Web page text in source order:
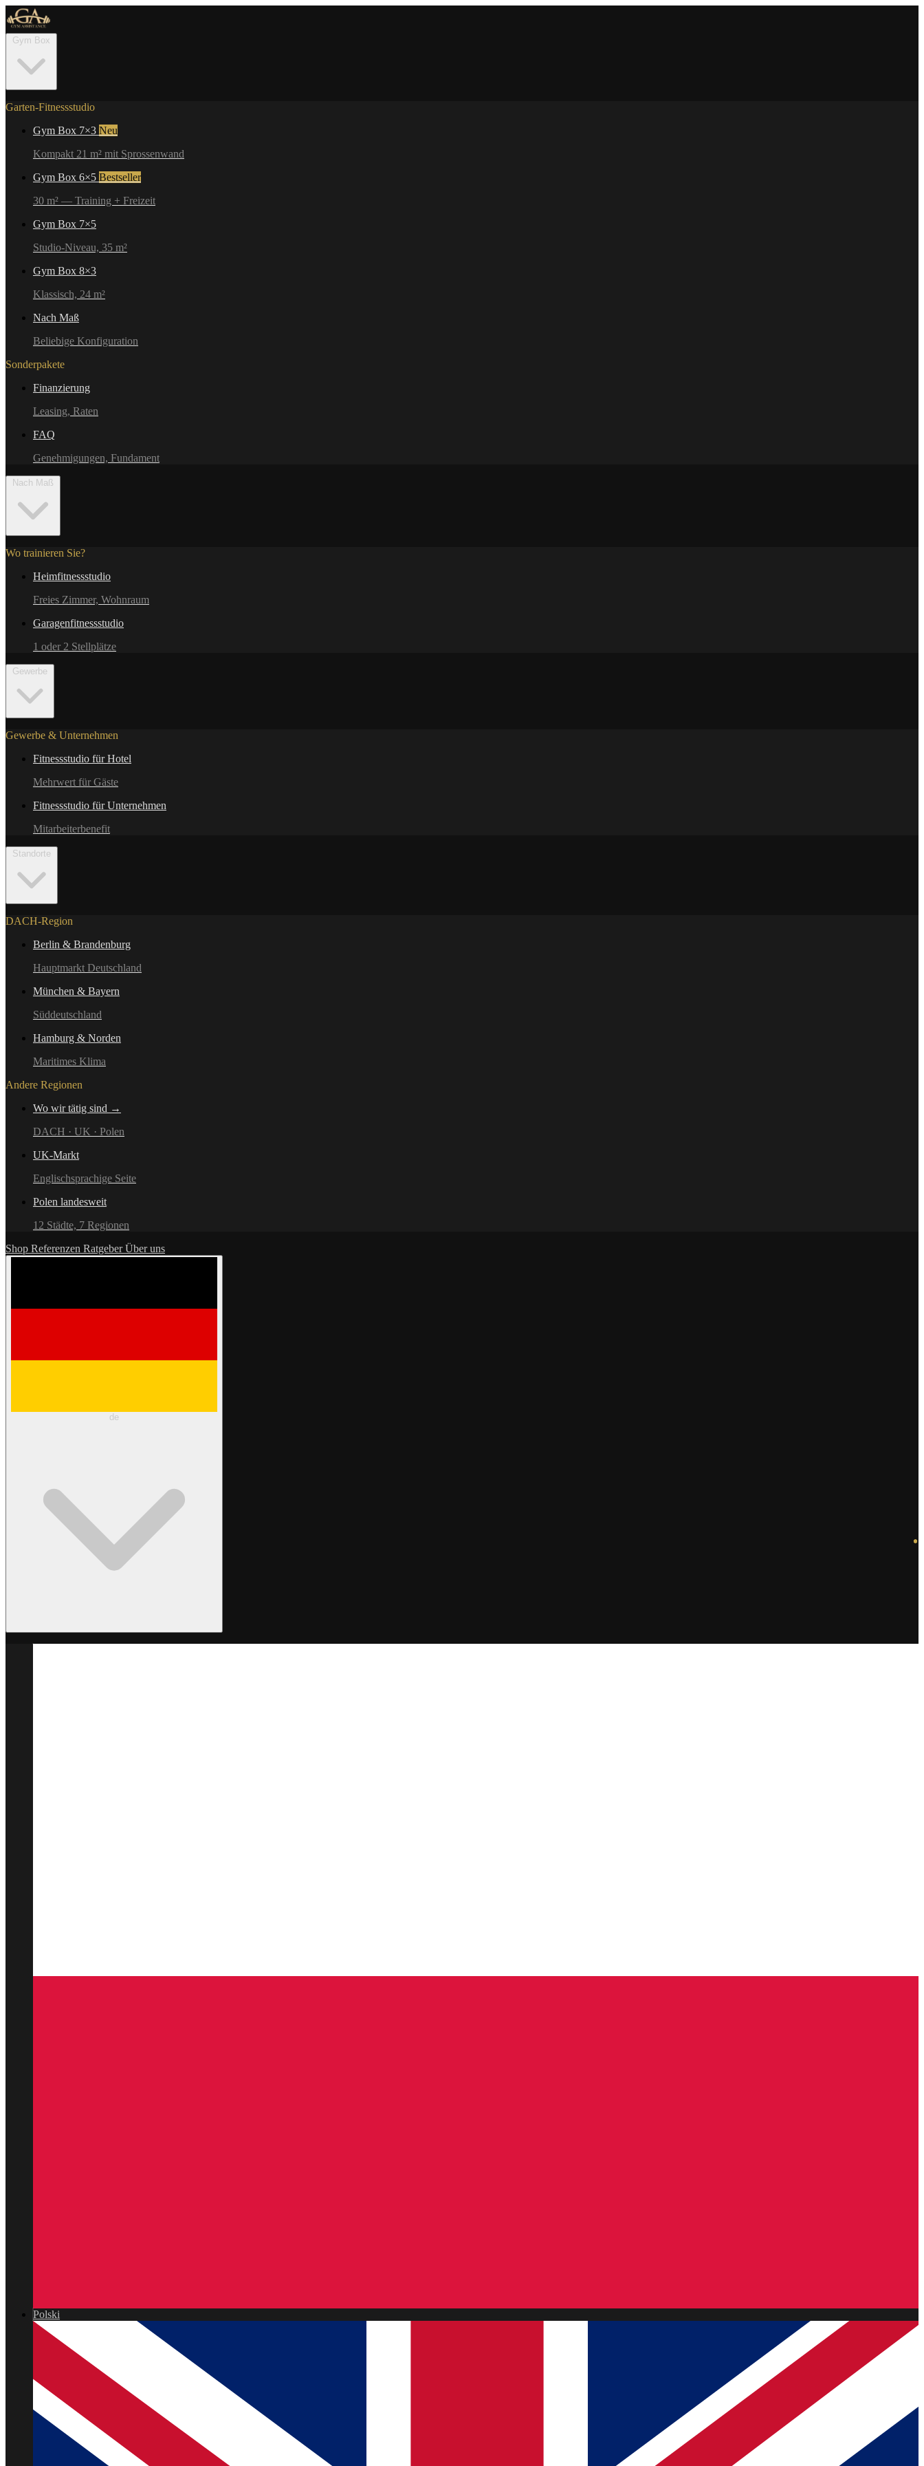
Garten-Fitnessstudio
Gym Box 7×3 Neu
Kompakt 21 m² mit Sprossenwand
Gym Box 6×5 Bestseller
30 m² — Training + Freizeit
Gym Box 7×5
Studio-Niveau, 35 m²
Gym Box 8×3
Klassisch, 24 m²
Nach Maß
Beliebige Konfiguration
Sonderpakete
Finanzierung
Leasing, Raten
FAQ
Genehmigungen, Fundament
Wo trainieren Sie?
Heimfitnessstudio
Freies Zimmer, Wohnraum
Garagenfitnessstudio
1 oder 2 Stellplätze
Gewerbe & Unternehmen
Fitnessstudio für Hotel
Mehrwert für Gäste
Fitnessstudio für Unternehmen
Mitarbeiterbenefit
DACH-Region
Berlin & Brandenburg
Hauptmarkt Deutschland
München & Bayern
Süddeutschland
Hamburg & Norden
Maritimes Klima
Andere Regionen
Wo wir tätig sind →
DACH · UK · Polen
UK-Markt
Englischsprachige Seite
Polen landesweit
12 Städte, 7 Regionen
Shop Referenzen RatgeberÜber uns
de
Polski